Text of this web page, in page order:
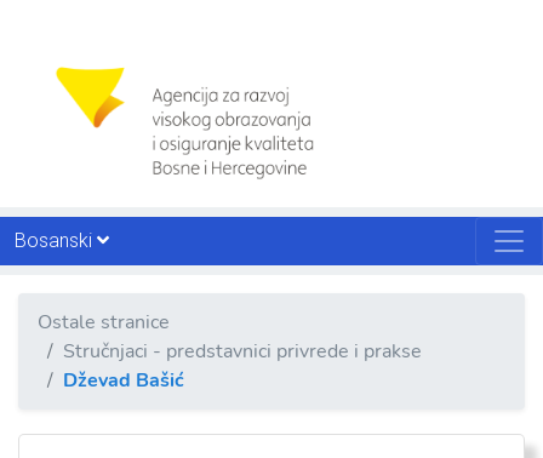
Bosanski
Ostale stranice
Stručnjaci - predstavnici privrede i prakse
Dževad Bašić